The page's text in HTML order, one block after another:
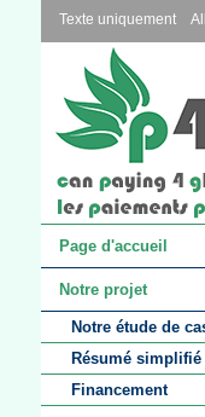
Texte uniquement
Page d'accueil
Notre projet
Notre étude de
Résumé simplifié
Financement